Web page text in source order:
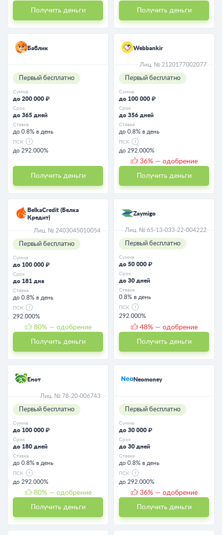
Получить деньги Получить деньги
Баблик
Первый бесплатно
Сумма
до 200 000 ₽
Срок
до 365 дней
Ставка
до 0.8% в день
ПСК
до 292.000%
Получить деньги
Webbankir
Лиц. № 2120177002077
Первый бесплатно
Сумма
до 100 000 ₽
Срок
до 356 дней
Ставка
до 0.8% в день
ПСК
до 292.000%
36% — одобрение
Получить деньги
BelkaCredit (Белка
Кредит)
Лиц. № 2403045010054
Первый бесплатно
Сумма
до 100 000 ₽
Срок
до 181 дня
Ставка
до 0.8% в день
ПСК
292.000%
80% — одобрение
Получить деньги
Zaymigo
Лиц. № 65-13-033-22-004222
Первый бесплатно
Сумма
до 50 000 ₽
Срок
до 30 дней
Ставка
0.8% в день
ПСК
292.000%
48% — одобрение
Получить деньги
Енот
Лиц. № 78-20-006743
Первый бесплатно
Сумма
до 100 000 ₽
Срок
до 180 дней
Ставка
до 0.8% в день
ПСК
до 292.000%
80% — одобрение
Получить деньги
Neomoney
Первый бесплатно
Сумма
до 30 000 ₽
Срок
до 30 дней
Ставка
до 0.8% в день
ПСК
до 292.000%
36% — одобрение
Получить деньги